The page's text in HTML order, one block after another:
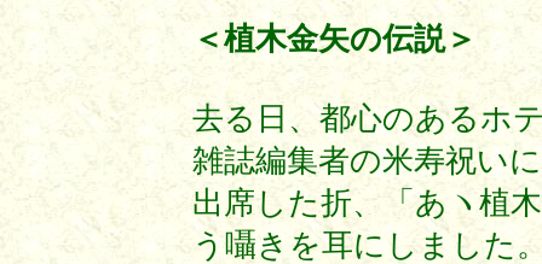
＜植木金矢の伝説＞
去る日、都心のあるホ
雑誌編集者の米寿祝い
出席した折、「あヽ植
う囁きを耳にしました